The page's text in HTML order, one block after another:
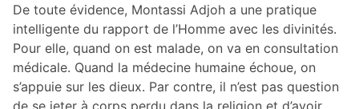
De toute évidence, Montassi Adjoh a une pratique
intelligente du rapport de l’Homme avec les divinités.
Pour elle, quand on est malade, on va en consultation
médicale. Quand la médecine humaine échoue, on
s’appuie sur les dieux. Par contre, il n’est pas question
de se jeter à corps perdu dans la religion et d’avoir